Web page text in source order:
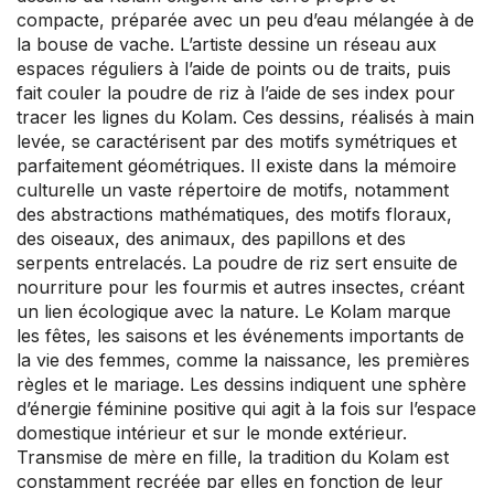
compacte, préparée avec un peu d’eau mélangée à de
la bouse de vache. L’artiste dessine un réseau aux
espaces réguliers à l’aide de points ou de traits, puis
fait couler la poudre de riz à l’aide de ses index pour
tracer les lignes du Kolam. Ces dessins, réalisés à main
levée, se caractérisent par des motifs symétriques et
parfaitement géométriques. Il existe dans la mémoire
culturelle un vaste répertoire de motifs, notamment
des abstractions mathématiques, des motifs floraux,
des oiseaux, des animaux, des papillons et des
serpents entrelacés. La poudre de riz sert ensuite de
nourriture pour les fourmis et autres insectes, créant
un lien écologique avec la nature. Le Kolam marque
les fêtes, les saisons et les événements importants de
la vie des femmes, comme la naissance, les premières
règles et le mariage. Les dessins indiquent une sphère
d’énergie féminine positive qui agit à la fois sur l’espace
domestique intérieur et sur le monde extérieur.
Transmise de mère en fille, la tradition du Kolam est
constamment recréée par elles en fonction de leur